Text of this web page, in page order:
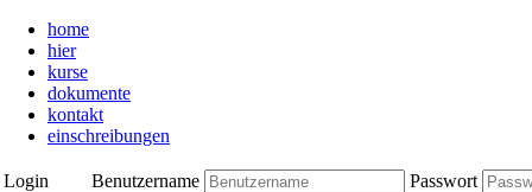
home
hier
kurse
dokumente
kontakt
einschreibungen
Login Benutzername Passwort